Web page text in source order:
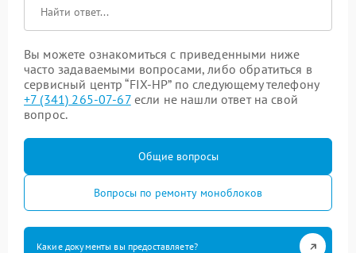
Вы можете ознакомиться с приведенными ниже
часто задаваемыми вопросами, либо обратиться в
сервисный центр “FIX-HP” по следующему телефону
+7 (341) 265-07-67если не нашли ответ на свой
вопрос.
Общие вопросы
Вопросы по ремонту моноблоков
Какие документы вы предоставляете?